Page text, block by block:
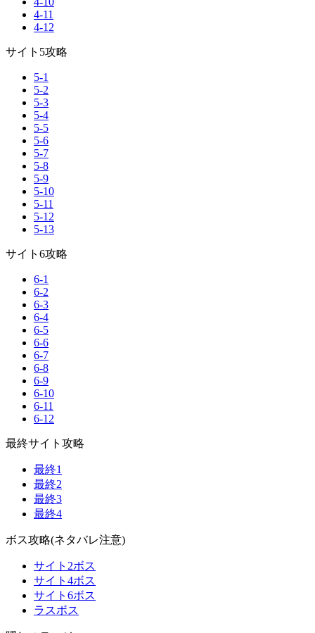
4-11
4-12
サイト5攻略
5-1
5-2
5-3
5-4
5-5
5-6
5-7
5-8
5-9
5-10
5-11
5-12
5-13
サイト6攻略
6-1
6-2
6-3
6-4
6-5
6-6
6-7
6-8
6-9
6-10
6-11
6-12
最終サイト攻略
最終1
最終2
最終3
最終4
ボス攻略(ネタバレ注意)
サイト2ボス
サイト4ボス
サイト6ボス
ラスボス